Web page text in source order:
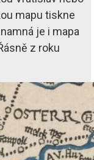
mapu tiskne
je i mapa
z roku